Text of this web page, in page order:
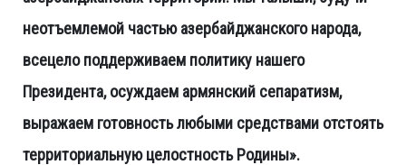
неотъемлемой частью азербайджанского народа,
всецело поддерживаем политику нашего
Президента, осуждаем армянский сепаратизм,
выражаем готовность любыми средствами отстоять
территориальную целостность Родины».